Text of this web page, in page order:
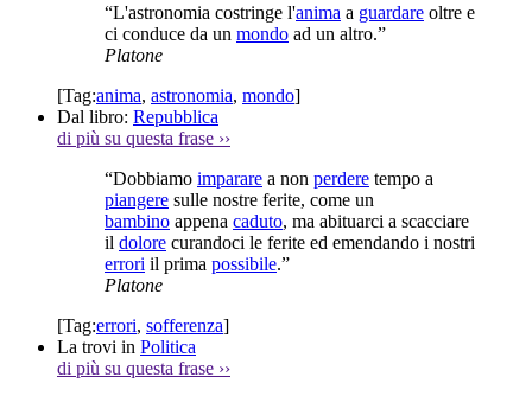
“L'astronomia costringe l'anima a guardare oltre e
ci conduce da un mondo ad un altro.”
Platone
[Tag:anima, astronomia, mondo]
Dal libro: Repubblica
di più su questa frase ››
“Dobbiamo imparare a non perdere tempo a
piangere sulle nostre ferite, come un
bambino appena caduto, ma abituarci a scacciare
il dolore curandoci le ferite ed emendando i nostri
errori il prima possibile.”
Platone
[Tag:errori, sofferenza]
La trovi in Politica
di più su questa frase ››